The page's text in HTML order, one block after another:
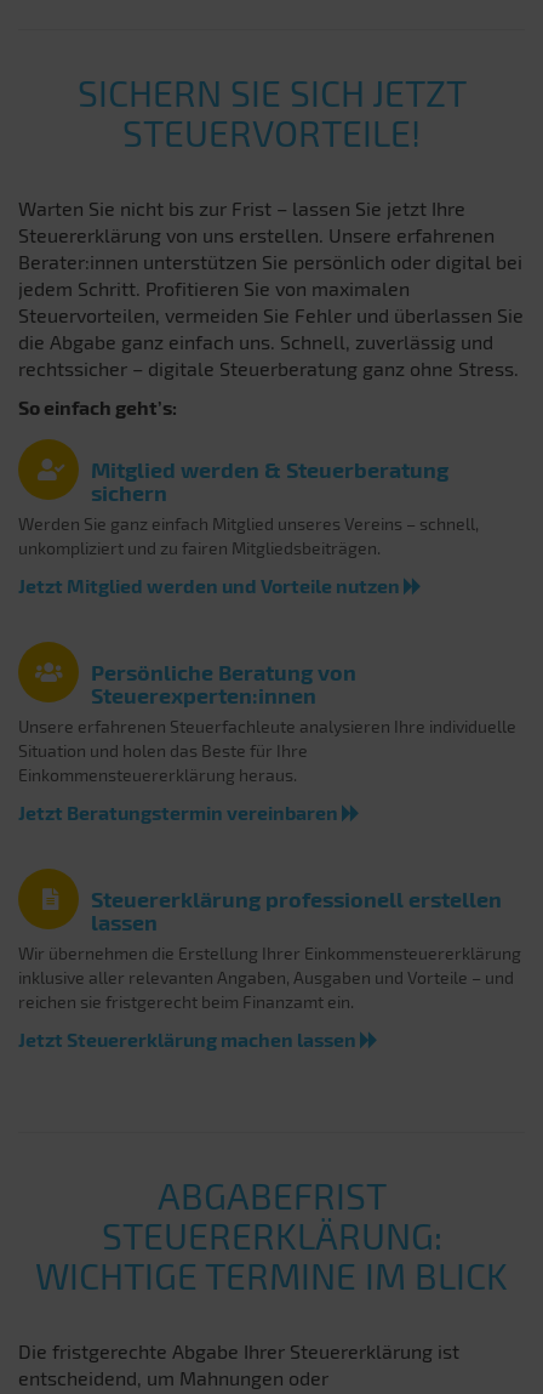
SICHERN SIE SICH JETZT
STEUERVORTEILE!
Warten Sie nicht bis zur Frist – lassen Sie jetzt Ihre
Steuererklärung von uns erstellen. Unsere erfahrenen
Berater:innen unterstützen Sie persönlich oder digital bei
jedem Schritt. Profitieren Sie von maximalen
Steuervorteilen, vermeiden Sie Fehler und überlassen Sie
die Abgabe ganz einfach uns. Schnell, zuverlässig und
rechtssicher – digitale Steuerberatung ganz ohne Stress.
So einfach geht’s:
Mitglied werden & Steuerberatung
sichern
Werden Sie ganz einfach Mitglied unseres Vereins – schnell,
unkompliziert und zu fairen Mitgliedsbeiträgen.
Jetzt Mitglied werden und Vorteile nutzen
Persönliche Beratung von
Steuerexperten:innen
Unsere erfahrenen Steuerfachleute analysieren Ihre individuelle
Situation und holen das Beste für Ihre
Einkommensteuererklärung heraus.
Jetzt Beratungstermin vereinbaren
Steuererklärung professionell erstellen
lassen
Wir übernehmen die Erstellung Ihrer Einkommensteuererklärung
inklusive aller relevanten Angaben, Ausgaben und Vorteile – und
reichen sie fristgerecht beim Finanzamt ein.
Jetzt Steuererklärung machen lassen
ABGABEFRIST
STEUERERKLÄRUNG:
WICHTIGE TERMINE IM BLICK
Die fristgerechte Abgabe Ihrer Steuererklärung ist
entscheidend, um Mahnungen oder